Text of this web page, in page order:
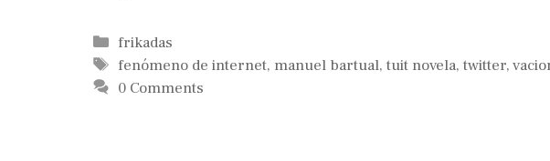
Categorías
frikadas
Etiquetas
fenómeno de internet, manuel bartual,tuit novela,twitter,
0 Comments